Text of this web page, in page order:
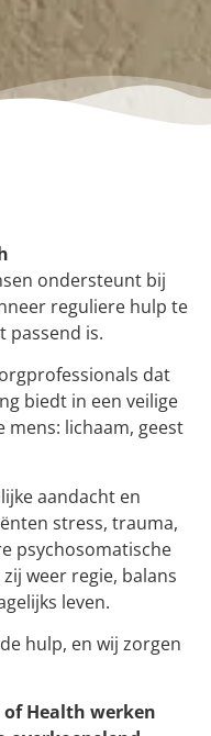
ondersteunt bij
reguliere hulp te
passend is.
dat
biedt in een veilige
mens: lichaam, geest
aandacht en
stress, trauma,
psychosomatische
weer regie, balans
leven.
hulp, en wij zorgen
Health werken